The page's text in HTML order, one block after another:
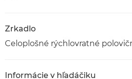
Zrkadlo
Celoplošné rýchlovratné
Informácie v hľadáčiku